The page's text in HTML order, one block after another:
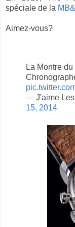
spéciale de la
Aimez-vous?
La Montre
— J'aime Les
15, 2014